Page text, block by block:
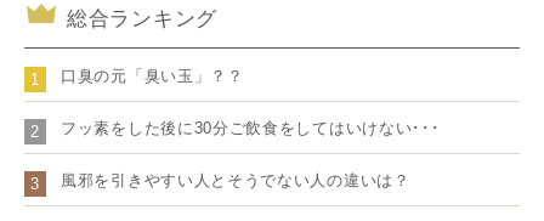
総合ランキング
1 口臭の元「臭い玉」？？
2 フッ素をした後に30分ご飲食をしてはいけない･･･
3 風邪を引きやすい人とそうでない人の違いは？